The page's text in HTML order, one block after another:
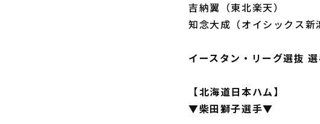
吉納翼（東北楽天）
知念大成（オイシックス新
イースタン・リーグ選抜
【北海道日本ハム】
▼柴田獅子選手▼